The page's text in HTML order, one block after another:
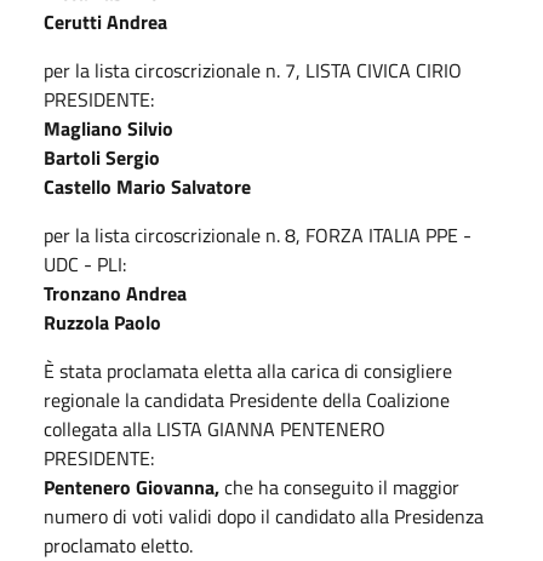
Cerutti Andrea
per la lista circoscrizionale n. 7, LISTA CIVICA CIRIO
PRESIDENTE:
Magliano Silvio
Bartoli Sergio
Castello Mario Salvatore
per la lista circoscrizionale n. 8, FORZA ITALIA PPE -
UDC - PLI:
Tronzano Andrea
Ruzzola Paolo
È stata proclamata eletta alla carica di consigliere
regionale la candidata Presidente della Coalizione
collegata alla LISTA GIANNA PENTENERO
PRESIDENTE:
Pentenero Giovanna,che ha conseguito il maggior
numero di voti validi dopo il candidato alla Presidenza
proclamato eletto.